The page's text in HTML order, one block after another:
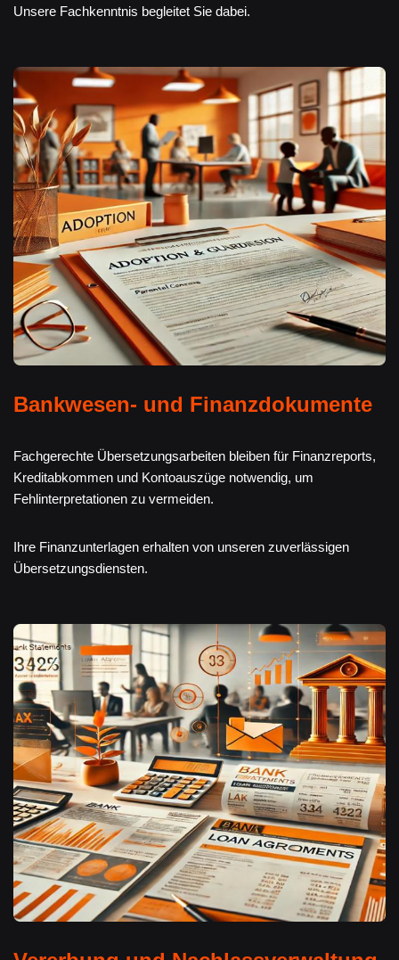
Unsere Fachkenntnis begleitet Sie dabei.
Bankwesen- und Finanzdokumente
Fachgerechte Übersetzungsarbeiten bleiben für Finanzreports,
Kreditabkommen und Kontoauszüge notwendig, um
Fehlinterpretationen zu vermeiden.
Ihre Finanzunterlagen erhalten von unseren zuverlässigen
Übersetzungsdiensten.